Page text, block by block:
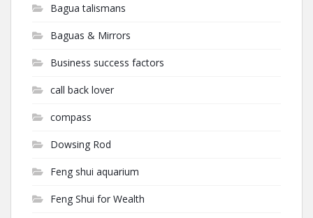
Bagua talismans
Baguas & Mirrors
Business success factors
call back lover
compass
Dowsing Rod
Feng shui aquarium
Feng Shui for Wealth